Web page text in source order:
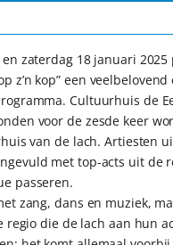
zaterdag 18 januari
z’n kop” een
Cultuurhuis de
voor de zesde keer
van de lach. Artiesten
met top-acts uit de
passeren.
zang, dans en muziek,
regio die de lach aan hun